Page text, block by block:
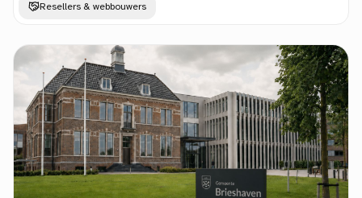
Resellers & webbouwers